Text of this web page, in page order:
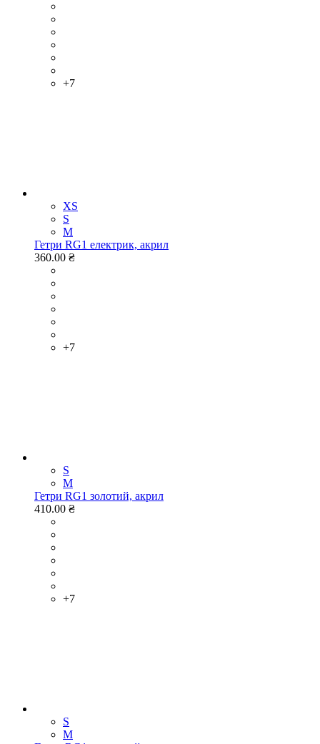
+7
XS
S
M
Гетри RG1 електрик, акрил
360.00 ₴
+7
S
M
Гетри RG1 золотий, акрил
410.00 ₴
+7
S
M